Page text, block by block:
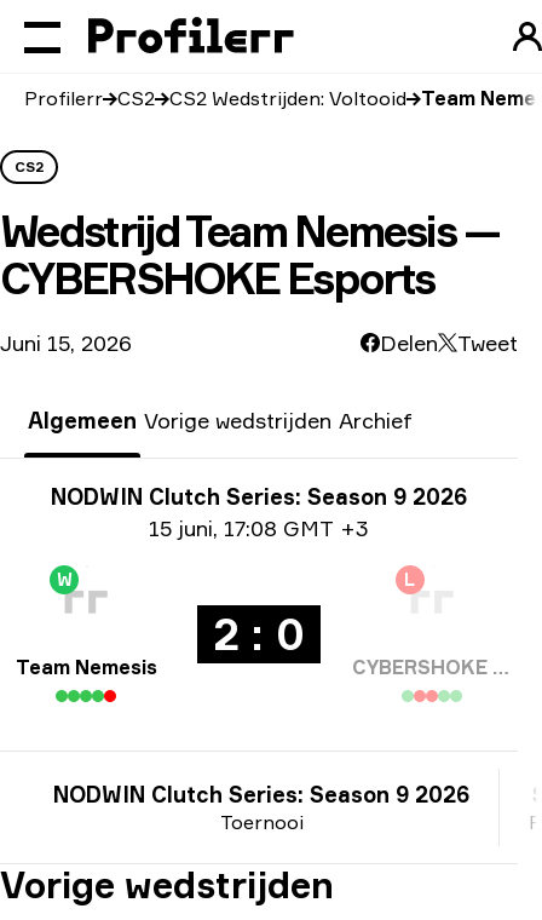
Profilerr CS2 CS2 Wedstrijden: Voltooid Team
CS2
WedstrijdTeam Nemesis —
CYBERSHOKE Esports
Juni 15, 2026 Delen Tweet
Algemeen Vorige wedstrijden Archief
Toernooi info
NODWIN Clutch Series: Season 9 2026
Datum informatie15 juni, 17:08 GMT +3
W
Team Nemesis
2 : 0
L
CYBERSHOKE Esports
Toernooi
NODWIN Clutch Series: Season 9 2026
Vorige wedstrijden